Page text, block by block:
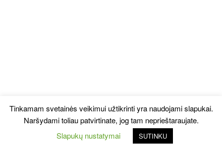
Tinkamam svetainės veikimui užtikrinti yra naudojami slapukai.
Naršydami toliau patvirtinate, jog tam neprieštaraujate.
Slapukų nustatymai
SUTINKU